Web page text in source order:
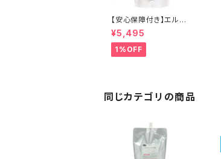
【安心保障付き】エルコ
ス（ELLCOS） キュプア
スクリアクリーム 700g
クリアクリーム ヘアケ
ア シャンプー トリートメ
¥5,495
1%OFF
同じカテゴリの商品